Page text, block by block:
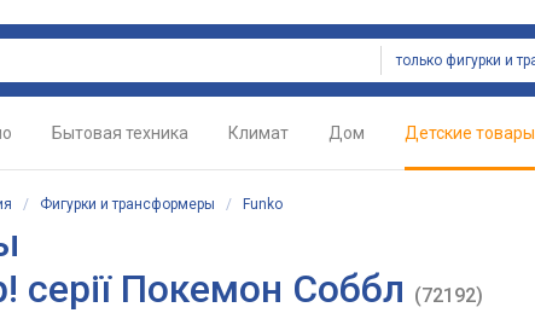
Бытовая техника Климат Дом Детские товары
/ Фигурки и трансформеры / Funko
серії Покемон Соббл (72192)